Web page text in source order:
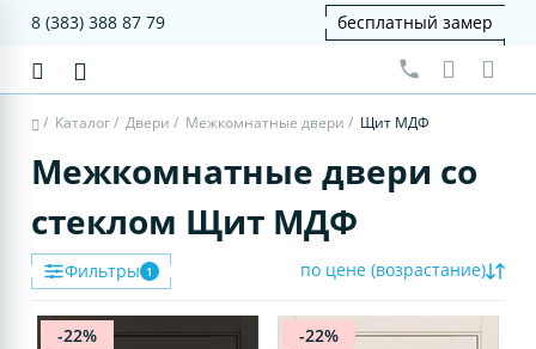
8 (383) 388 87 79 бесплатный замер
/ Каталог/ Двери / Межкомнатные двери / Щит МДФ
Межкомнатные двери со
стеклом Щит МДФ
Фильтры 1 по цене (возрастание)
-22% -22%